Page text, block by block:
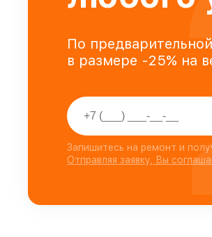
По
в размере -25% на
Запишитесь на ремонт и
Отправляя заявку, Вы